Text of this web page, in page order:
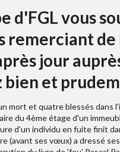
d'FGL vous
remerciant
jour
et
mort et quatre blessés dans
du 4ème étage d'un
d'un individu en fuite finit
(avant ses vœux) a dressé